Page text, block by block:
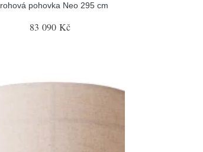
rohová pohovka Neo 295 cm
83 090 Kč